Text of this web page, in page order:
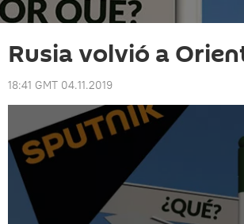
Rusia volvió a
18:41 GMT 04.11.2019